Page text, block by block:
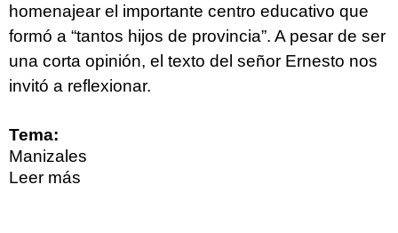
homenajear el importante centro educativo que
formó a “tantos hijos de provincia”. A pesar de ser
una corta opinión, el texto del señor Ernesto nos
invitó a reflexionar.
Tema:
Manizales
Leer más